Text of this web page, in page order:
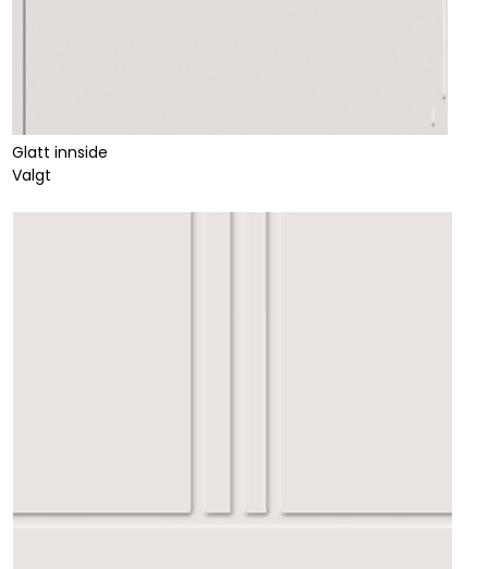
Glatt innside
Valgt